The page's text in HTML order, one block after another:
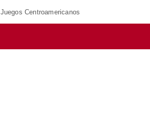
Juegos Centroamericanos